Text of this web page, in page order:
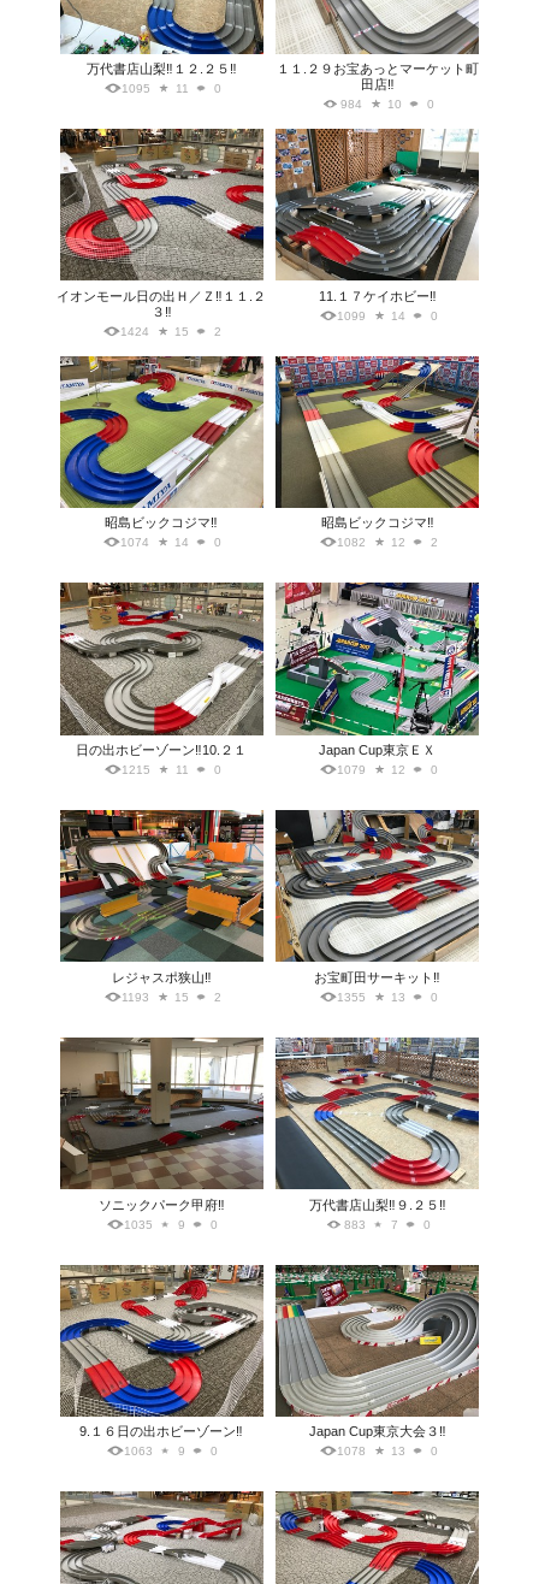
万代書店山梨‼️１２.２５‼️
1095 11 0
１１.２９お宝あっとマーケット町
田店‼️
984 10 0
イオンモール日の出Ｈ／Ｚ‼️１１.２
３‼️
1424 15 2
11.１７ケイホビー‼️
1099 14 0
昭島ビックコジマ‼️
1074 14 0
昭島ビックコジマ‼️
1082 12 2
日の出ホビーゾーン‼️10.２１
1215 11 0
Japan Cup東京ＥＸ
1079 12 0
レジャスポ狭山‼️
1193 15 2
お宝町田サーキット‼️
1355 13 0
ソニックパーク甲府‼️
1035 9 0
万代書店山梨‼️９.２５‼️
883 7 0
9.１６日の出ホビーゾーン‼️
1063 9 0
Japan Cup東京大会３‼️
1078 13 0